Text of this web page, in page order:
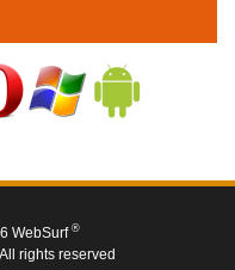
WebSurf ®
rights reserved